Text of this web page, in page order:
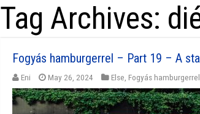
Tag Archives:
Fogyás hamburgerrel – Part 19 – A
Eni May 26, 2024 Else Fogyás hamburgerrel